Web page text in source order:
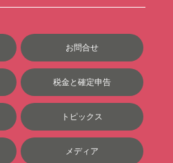
お問合せ
税金と確定申告
トピックス
メディア